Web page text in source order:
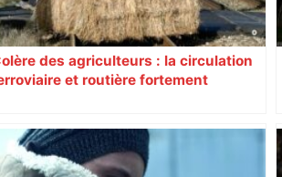
des agriculteurs : la circulation
et routière fortement